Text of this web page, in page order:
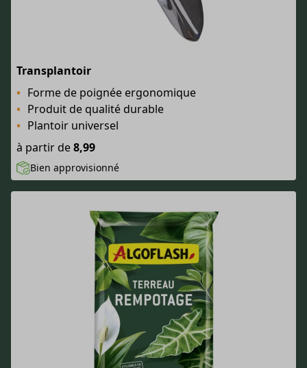
Transplantoir
Forme de poignée ergonomique
Produit de qualité durable
Plantoir universel
à partir de8,99
Bien approvisionné